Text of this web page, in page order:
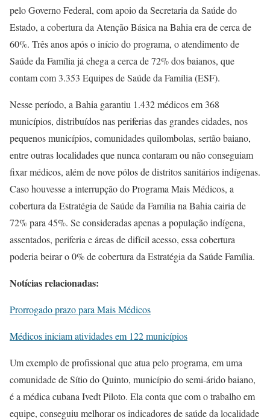
pelo Governo Federal, com apoio da Secretaria da Saúde do
Estado, a cobertura da Atenção Básica na Bahia era de cerca de
60%. Três anos após o início do programa, o atendimento de
Saúde da Família já chega a cerca de 72% dos baianos, que
contam com 3.353 Equipes de Saúde da Família (ESF).
Nesse período, a Bahia garantiu 1.432 médicos em 368
municípios, distribuídos nas periferias das grandes cidades, nos
pequenos municípios, comunidades quilombolas, sertão baiano,
entre outras localidades que nunca contaram ou não conseguiam
fixar médicos, além de nove pólos de distritos sanitários indígenas.
Caso houvesse a interrupção do Programa Mais Médicos, a
cobertura da Estratégia de Saúde da Família na Bahia cairia de
72% para 45%. Se consideradas apenas a população indígena,
assentados, periferia e áreas de difícil acesso, essa cobertura
poderia beirar o 0% de cobertura da Estratégia da Saúde Família.
Notícias relacionadas:
Prorrogado prazo para Mais Médicos
Médicos iniciam atividades em 122 municípios
Um exemplo de profissional que atua pelo programa, em uma
comunidade de Sítio do Quinto, município do semi-árido baiano,
é a médica cubana Ivedt Piloto. Ela conta que com o trabalho em
equipe, conseguiu melhorar os indicadores de saúde da localidade